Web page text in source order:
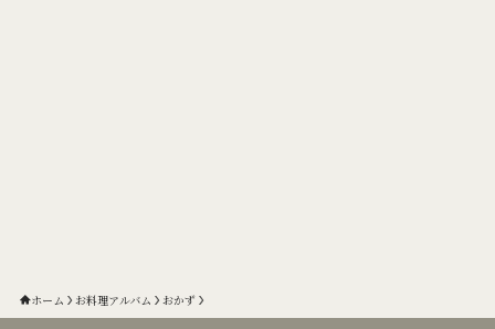
ホーム お料理アルバム おかず